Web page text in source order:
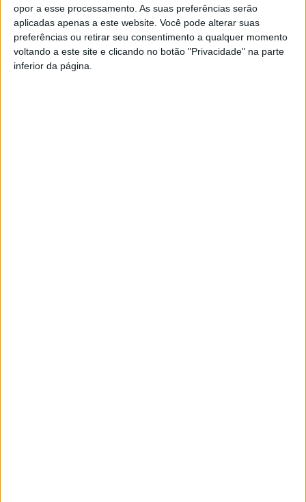
opor a esse processamento. As suas preferências serão
aplicadas apenas a este website. Você pode alterar suas
preferências ou retirar seu consentimento a qualquer momento
voltando a este site e clicando no botão "Privacidade" na parte
inferior da página.
Revelhe e Travassós.